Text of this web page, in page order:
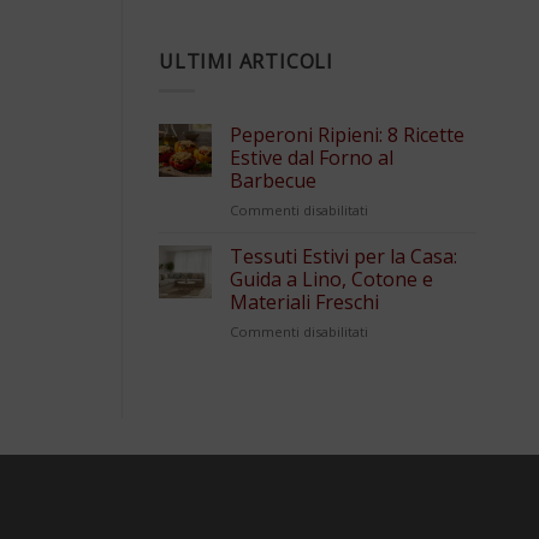
ULTIMI ARTICOLI
Peperoni Ripieni: 8 Ricette
Estive dal Forno al
Barbecue
Commenti disabilitati
Ripieni:
Ricette
Estive
Tessuti Estivi per la Casa:
Guida a Lino, Cotone e
Materiali Freschi
Commenti disabilitati
Guida